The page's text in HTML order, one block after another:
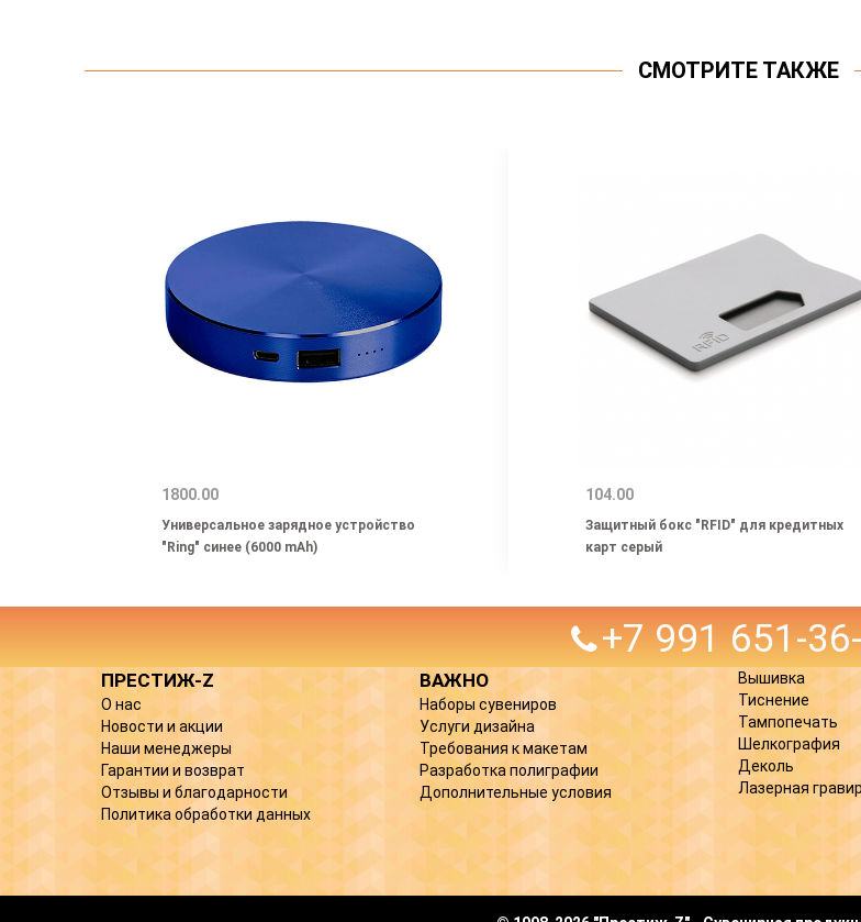
СМОТРИТЕ ТАКЖЕ
1800.00
Универсальное зарядное устройство
"Ring" синее (6000 mAh)
104.00
Защитный бокс "RFID" для кредитных
карт серый
+7 991 651-
ПРЕСТИЖ-Z
О нас
Новости и акции
Наши менеджеры
Гарантии и возврат
Отзывы и благодарности
Политика обработки данных
ВАЖНО
Наборы сувениров
Услуги дизайна
Требования к макетам
Разработка полиграфии
Дополнительные условия
Вышивка
Тиснение
Тампопечать
Шелкография
Деколь
Лазерная